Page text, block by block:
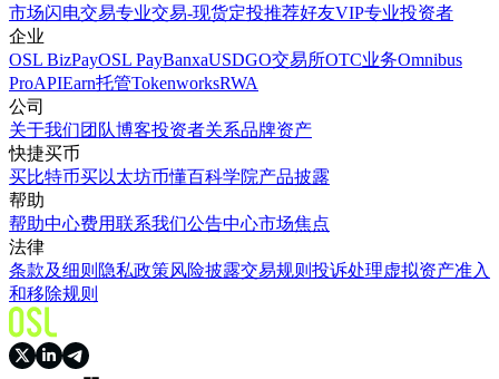
市场闪电交易专业交易-现货定投推荐好友VIP专业投资者
企业
OSL BizPayOSL PayBanxaUSDGO交易所OTC业务Omnibus
ProAPIEarn托管TokenworksRWA
公司
关于我们团队博客投资者关系品牌资产
快捷买币
买比特币买以太坊币懂百科学院产品披露
帮助
帮助中心费用联系我们公告中心市场焦点
法律
条款及细则 隐私政策风险披露交易规则 投诉处理虚拟资产准入
和移除规则